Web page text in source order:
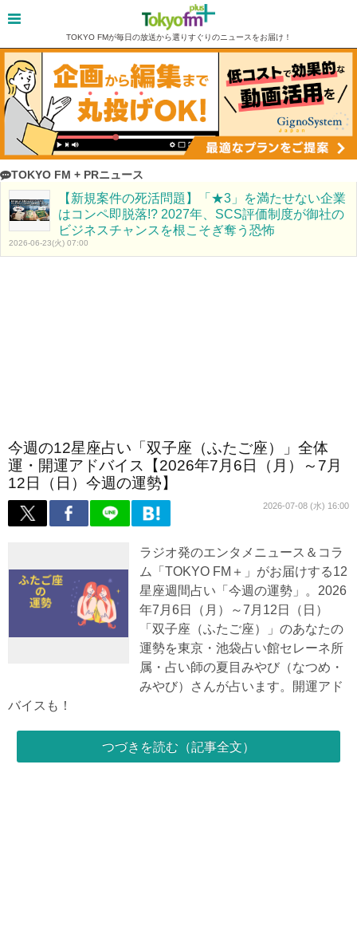
TOKYO FMが毎日の放送から選りすぐりのニュースをお届け！
TOKYO FM + PRニュース
【新規案件の死活問題】「★3」を満たせない企業
はコンペ即脱落!? 2027年、SCS評価制度が御社の
ビジネスチャンスを根こそぎ奪う恐怖
2026-06-23(火) 07:00
今週の12星座占い「双子座（ふたご座）」全体
運・開運アドバイス【2026年7月6日（月）～7月
12日（日）今週の運勢】
2026-07-08 (水) 16:00
ラジオ発のエンタメニュース＆コラ
ム「TOKYO FM＋」がお届けする12
星座週間占い「今週の運勢」。2026
年7月6日（月）～7月12日（日）
「双子座（ふたご座）」のあなたの
運勢を東京・池袋占い館セレーネ所
属・占い師の夏目みやび（なつめ・
みやび）さんが占います。開運アド
バイスも！
つづきを読む（記事全文）